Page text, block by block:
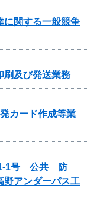
に関する一般競争
刷及び発送業務
カード作成等業
1号 公共 防
野アンダーパス工